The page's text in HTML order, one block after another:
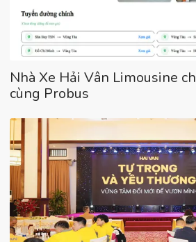
Nhà Xe Hải Vân Limousine
cùng Probus